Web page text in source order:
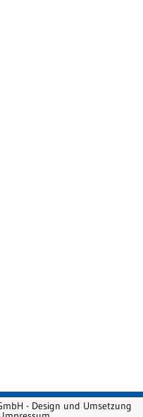
- Design und Umsetzung